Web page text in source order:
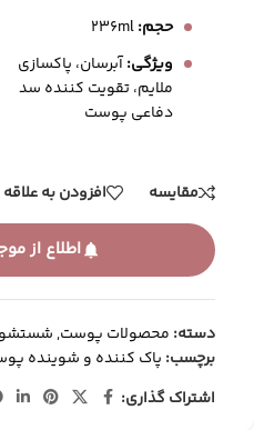
حجم:
ویژگی:آبرسان، پاکسازی
ملایم، تقویت‌ کننده سد
دفاعی پوست
مقایسه افزودن به
اطلاع از
دسته: محصولات پوست,
برچسب: پاک کننده و شوینده
اشتراک گذاری: